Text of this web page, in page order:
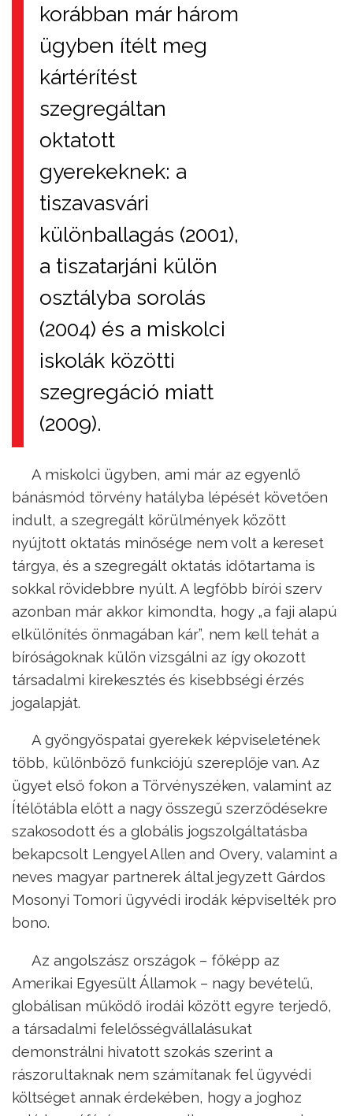
korábban már három
ügyben ítélt meg
kártérítést
szegregáltan
oktatott
gyerekeknek: a
tiszavasvári
különballagás (2001),
a tiszatarjáni külön
osztályba sorolás
(2004) és a miskolci
iskolák közötti
szegregáció miatt
(2009).
A miskolci ügyben, ami már az egyenlő
bánásmód törvény hatályba lépését követően
indult, a szegregált körülmények között
nyújtott oktatás minősége nem volt a kereset
tárgya, és a szegregált oktatás időtartama is
sokkal rövidebbre nyúlt. A legfőbb bírói szerv
azonban már akkor kimondta, hogy „a faji alapú
elkülönítés önmagában kár”, nem kell tehát a
bíróságoknak külön vizsgálni az így okozott
társadalmi kirekesztés és kisebbségi érzés
jogalapját.
A gyöngyöspatai gyerekek képviseletének
több, különböző funkciójú szereplője van. Az
ügyet első fokon a Törvényszéken, valamint az
Ítélőtábla előtt a nagy összegű szerződésekre
szakosodott és a globális jogszolgáltatásba
bekapcsolt Lengyel Allen and Overy, valamint a
neves magyar partnerek által jegyzett Gárdos
Mosonyi Tomori ügyvédi irodák képviselték pro
bono.
Az angolszász országok – főképp az
Amerikai Egyesült Államok – nagy bevételű,
globálisan működő irodái között egyre terjedő,
a társadalmi felelősségvállalásukat
demonstrálni hivatott szokás szerint a
rászorultaknak nem számítanak fel ügyvédi
költséget annak érdekében, hogy a joghoz